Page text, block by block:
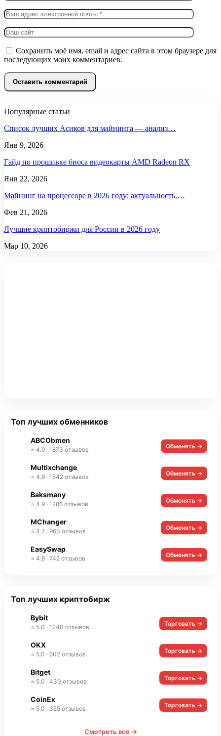
Сохранить моё имя, email и адрес сайта в этом браузере для
последующих моих комментариев.
Популярные статьи
Список лучших Асиков для майнинга — анализ…
Янв 9, 2026
Гайд по прошивке биоса видеокарты AMD Radeon RX
Янв 22, 2026
Майнинг на процессоре в 2026 году: актуальность,…
Фев 21, 2026
Лучшие криптобиржи для России в 2026 году
Мар 10, 2026
Топ лучших обменников
ABCObmen
⭐ 4.9 · 1873 отзывов Обменять →
Multixchange
⭐ 4.8 · 1542 отзывов Обменять →
Baksmany
⭐ 4.9 · 1286 отзывов Обменять →
MChanger
⭐ 4.7 · 963 отзывов Обменять →
EasySwap
⭐ 4.8 · 742 отзывов Обменять →
Топ лучших криптобирж
Bybit
⭐ 5.0 · 1240 отзывов Торговать →
OKX
⭐ 5.0 · 602 отзывов Торговать →
Bitget
⭐ 5.0 · 430 отзывов Торговать →
CoinEx
⭐ 5.0 · 325 отзывов Торговать →
Смотреть все →